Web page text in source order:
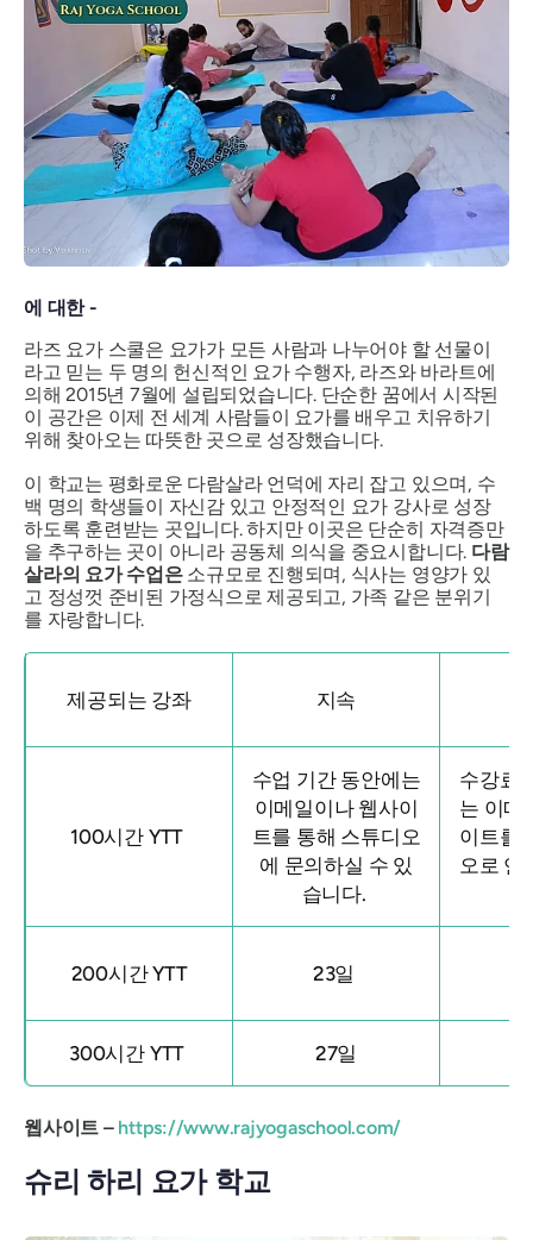
에 대한 -
라즈 요가 스쿨은 요가가 모든 사람과 나누어야 할 선물이
라고 믿는 두 명의 헌신적인 요가 수행자, 라즈와 바라트에
의해 2015년 7월에 설립되었습니다. 단순한 꿈에서 시작된
이 공간은 이제 전 세계 사람들이 요가를 배우고 치유하기
위해 찾아오는 따뜻한 곳으로 성장했습니다.
이 학교는 평화로운 다람살라 언덕에 자리 잡고 있으며, 수
백 명의 학생들이 자신감 있고 안정적인 요가 강사로 성장
하도록 훈련받는 곳입니다. 하지만 이곳은 단순히 자격증만
을 추구하는 곳이 아니라 공동체 의식을 중요시합니다. 다람
살라의 요가 수업은소규모로 진행되며, 식사는 영양가 있
고 정성껏 준비된 가정식으로 제공되고, 가족 같은 분위기
를 자랑합니다.
제공되는 강좌 지속
100시간 YTT
수업 기간 동안에는
이메일이나 웹사이
트를 통해 스튜디오
에 문의하실 수 있
습니다.
수강료
는 이메
이트를
오로 연
200시간 YTT 23일
300시간 YTT 27일
웹사이트 – https://www.rajyogaschool.com/
슈리 하리 요가 학교